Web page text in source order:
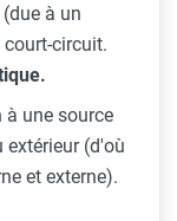
à un
circuit.
à une source
(d'où
et externe).